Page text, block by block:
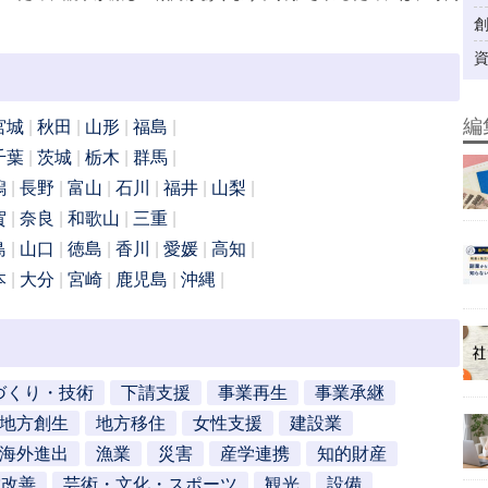
城 秋田 山形
福島
葉
茨城 栃木
群馬
長野 富山 石川 福井
山梨
奈良 和歌山
三重
山口 徳島 香川 愛媛
高知
大分 宮崎 鹿児島 沖縄
くり・技術 下請支援 事業再生
事業承継
地方創生
地方移住 女性支援
建設業
海外進出
漁業 災害 産学連携
知的財産
善
芸術・文化・スポーツ 観光 設備
編